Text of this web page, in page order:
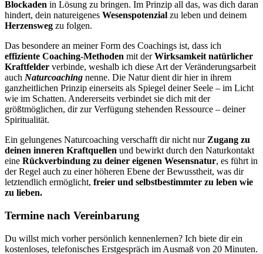
Blockaden in Lösung zu bringen. Im Prinzip all das, was dich daran
hindert, dein natureigenes Wesenspotenzial zu leben und deinem
Herzensweg zu folgen.
Das besondere an meiner Form des Coachings ist, dass ich
effiziente Coaching-Methoden mit derWirksamkeit natürlicher
Kraftfelder verbinde, weshalb ich diese Art der Veränderungsarbeit
auch Naturcoaching nenne. Die Natur dient dir hier in ihrem
ganzheitlichen Prinzip einerseits als Spiegel deiner Seele – im Licht
wie im Schatten. Andererseits verbindet sie dich mit der
größtmöglichen, dir zur Verfügung stehenden Ressource – deiner
Spiritualität.
Ein gelungenes Naturcoaching verschafft dir nicht nurZugang zu
deinen inneren Kraftquellen und bewirkt durch den Naturkontakt
eine Rückverbindung zu deiner eigenen Wesensnatur, es führt in
der Regel auch zu einer höheren Ebene der Bewusstheit, was dir
letztendlich ermöglicht, freier und selbstbestimmter zu leben wie
zu lieben.
Termine nach Vereinbarung
Du willst mich vorher persönlich kennenlernen? Ich biete dir ein
kostenloses, telefonisches Erstgespräch im Ausmaß von 20 Minuten.